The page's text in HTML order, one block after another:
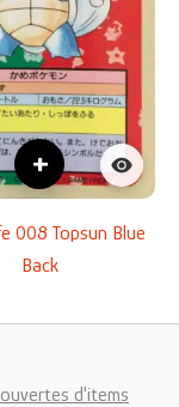
+
008 Topsun Blue
Back
d'items